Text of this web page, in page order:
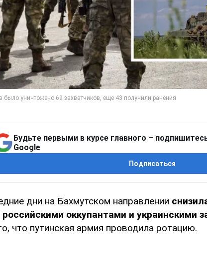
Будьте первыми в курсе главного –
Google
Подписаться
дни на Бахмутском направлении
оккупантами и украинскими
что путинская армия проводила ротацию.